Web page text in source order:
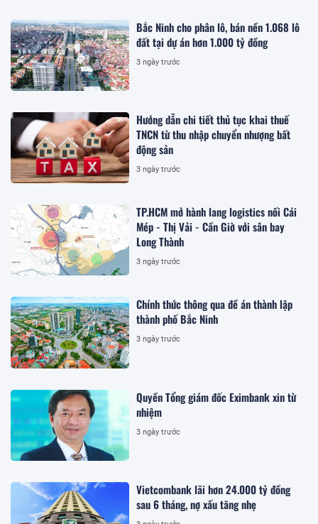
Bắc Ninh cho phân lô, bán nền 1.068 lô
đất tại dự án hơn 1.000 tỷ đồng
3 ngày trước
Hướng dẫn chi tiết thủ tục khai thuế
TNCN từ thu nhập chuyển nhượng bất
động sản
3 ngày trước
TP.HCM mở hành lang logistics nối Cái
Mép - Thị Vải - Cần Giờ với sân bay
Long Thành
3 ngày trước
Chính thức thông qua đề án thành lập
thành phố Bắc Ninh
3 ngày trước
Quyền Tổng giám đốc Eximbank xin từ
nhiệm
3 ngày trước
Vietcombank lãi hơn 24.000 tỷ đồng
sau 6 tháng, nợ xấu tăng nhẹ